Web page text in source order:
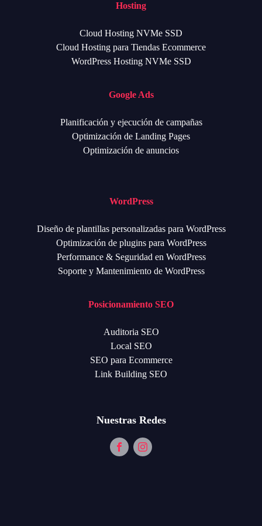
Hosting
Cloud Hosting NVMe SSD
Cloud Hosting para Tiendas Ecommerce
WordPress Hosting NVMe SSD
Google Ads
Planificación y ejecución de campañas
Optimización de Landing Pages
Optimización de anuncios
WordPress
Diseño de plantillas personalizadas para WordPress
Optimización de plugins para WordPress
Performance & Seguridad en WordPress
Soporte y Mantenimiento de WordPress
Posicionamiento SEO
Auditoria SEO
Local SEO
SEO para Ecommerce
Link Building SEO
Nuestras Redes